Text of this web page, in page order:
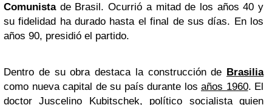
Comunistade Brasil. Ocurrió a mitad de los años 40 y
su fidelidad ha durado hasta el final de sus días. En los
años 90, presidió el partido.
Dentro de su obra destaca la construcción de Brasilia
como nueva capital de su país durante los años 1960. El
doctor Juscelino Kubitschek, político socialista quien